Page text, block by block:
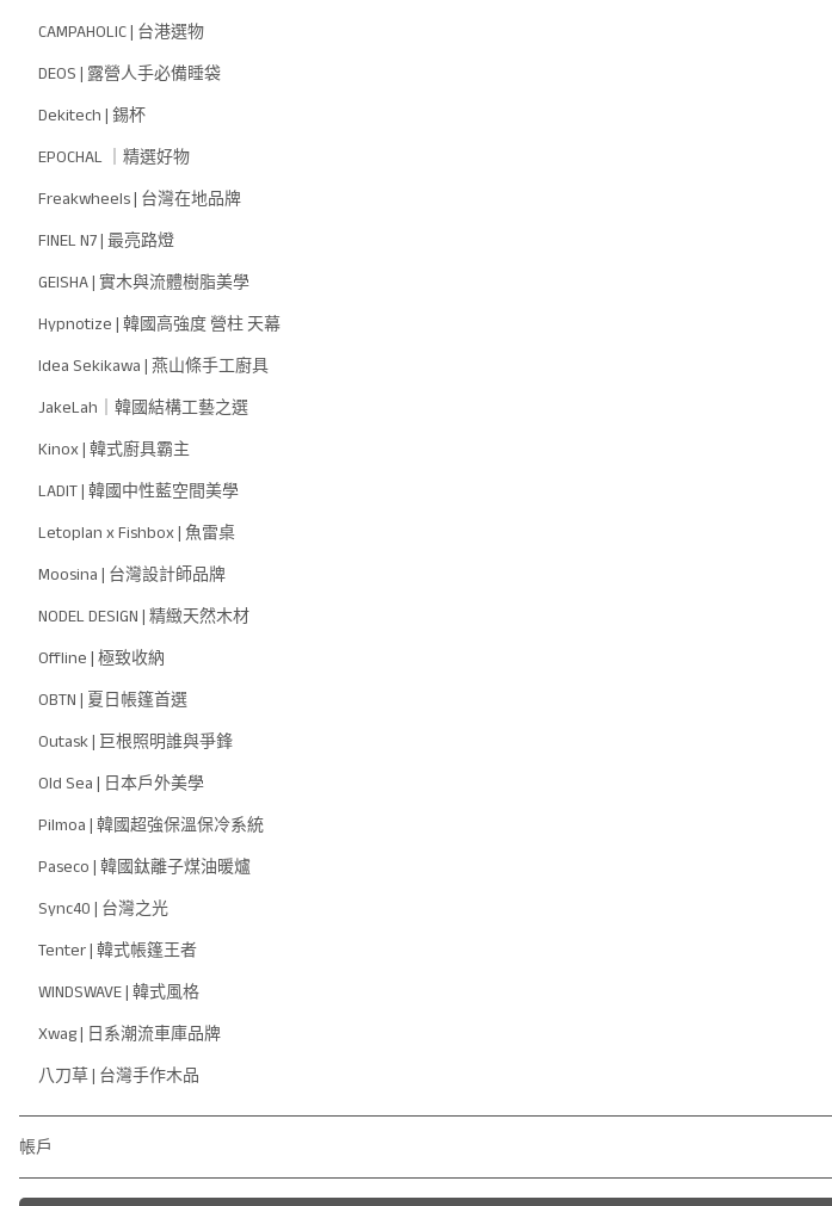
CAMPAHOLIC | 台港選物
DEOS | 露營人手必備睡袋
Dekitech | 錫杯
EPOCHAL ｜精選好物
Freakwheels | 台灣在地品牌
FINEL N7 | 最亮路燈
GEISHA | 實木與流體樹脂美學
Hypnotize | 韓國高強度 營柱 天幕
Idea Sekikawa | 燕山條手工廚具
JakeLah｜韓國結構工藝之選
Kinox | 韓式廚具霸主
LADIT | 韓國中性藍空間美學
Letoplan x Fishbox | 魚雷桌
Moosina | 台灣設計師品牌
NODEL DESIGN | 精緻天然木材
Offline | 極致收納
OBTN | 夏日帳篷首選
Outask | 巨根照明誰與爭鋒
Old Sea | 日本戶外美學
Pilmoa | 韓國超強保溫保冷系統
Paseco | 韓國鈦離子煤油暖爐
Sync40 | 台灣之光
Tenter | 韓式帳篷王者
WINDSWAVE | 韓式風格
Xwag | 日系潮流車庫品牌
八刀草 | 台灣手作木品
帳戶